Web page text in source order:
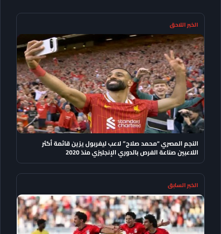
الخبر اللاحق
النجم المصري “محمد صلاح” لاعب ليفربول يزين قائمة أكثر
اللاعبين صناعة الفرص بالدوري الإنجليزي منذ 2020
الخبر السابق